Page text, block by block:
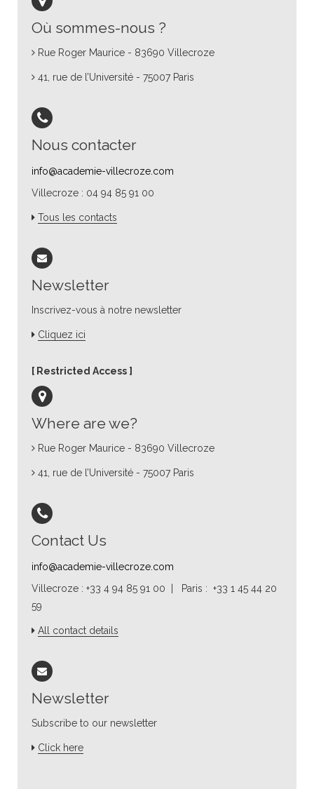
Où sommes-nous ?
Rue Roger Maurice - 83690 Villecroze
41, rue de l’Université - 75007 Paris
Nous contacter
info@academie-villecroze.com
Villecroze : 04 94 85 91 00
Tous les contacts
Newsletter
Inscrivez-vous à notre newsletter
Cliquez ici
Where are we?
Rue Roger Maurice - 83690 Villecroze
41, rue de l’Université - 75007 Paris
Contact Us
info@academie-villecroze.com
Villecroze : +33 4 94 85 91 00 | Paris : +33 1 45 44 20
59
All contact details
Newsletter
Subscribe to our newsletter
Click here
Restricted Access